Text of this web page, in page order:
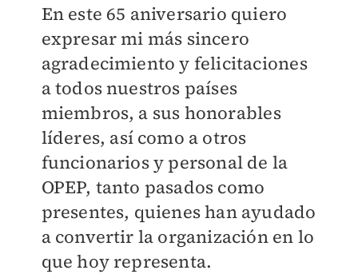
En este 65 aniversario quiero
expresar mi más sincero
agradecimiento y felicitaciones
a todos nuestros países
miembros, a sus honorables
líderes, así como a otros
funcionarios y personal de la
OPEP, tanto pasados como
presentes, quienes han ayudado
a convertir la organización en lo
que hoy representa.